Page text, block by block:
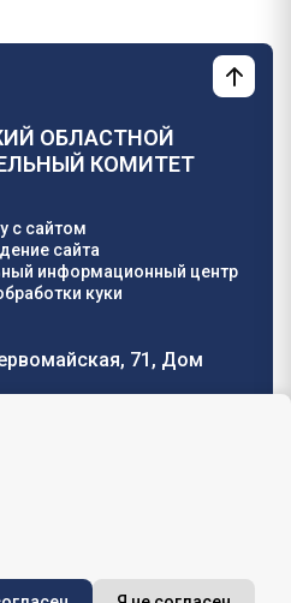
ОБЛАСТНОЙ
КОМИТЕТ
с сайтом
сайта
информационный центр
куки
71, Дом
выходной,
- 14:00